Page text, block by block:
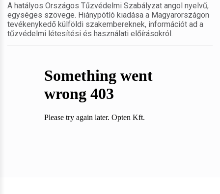
A hatályos Országos Tűzvédelmi Szabályzat angol nyelvű,
egységes szövege. Hiánypótló kiadása a Magyarországon
tevékenykedő külföldi szakembereknek, információt ad a
tűzvédelmi létesítési és használati előírásokról.